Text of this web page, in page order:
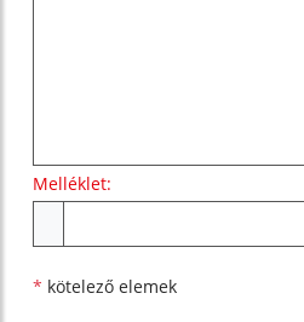
Melléklet:
* kötelező elemek